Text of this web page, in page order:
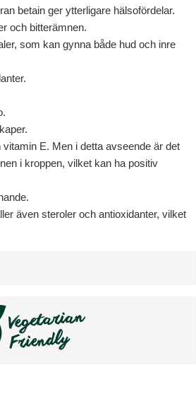
betain ger ytterligare hälsofördelar.
och bitterämnen.
som kan gynna både hud och inre
E. Men i detta avseende är det
i kroppen, vilket kan ha positiv
även steroler och antioxidanter, vilket